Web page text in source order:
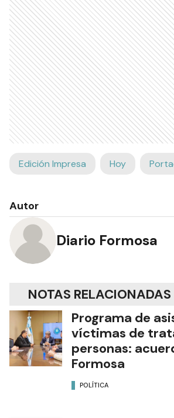
Edición Impresa Hoy
Autor
Diario Formosa
NOTAS RELACIONADAS
Programa de
víctimas de
personas:
Formosa
POLÍTICA